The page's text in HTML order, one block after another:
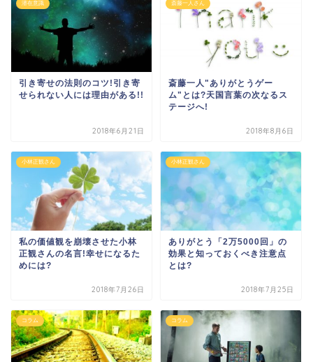
潜在意識
引き寄せの法則のコツ!引き寄
せられない人には理由がある!!
2018年6月21日
斎藤一人さん
斎藤一人"ありがとうゲー
ム"とは?天国言葉の次なるス
テージへ!
2018年8月6日
小林正観さん
私の価値観を崩壊させた小林
正観さんの名言!幸せになるた
めには?
2018年7月26日
小林正観さん
ありがとう「2万5000回」の
効果と知っておくべき注意点
とは?
2018年7月25日
コラム コラム